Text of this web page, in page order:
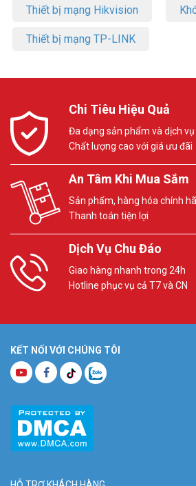
Thiết bị mạng Hikvision
Thiết bị mạng TP-LINK
Chi Tiêu Hiệu Quả
Đa dạng sản phẩm và dịch vụ
Chất lượng cao với giá ưu đãi
An Tâm Khi Mua Sắm
Sản phẩm, hàng hóa chính
Thanh toán tiện lợi
Dịch Vụ Chu Đáo
Giao hàng nhanh trong 24h
Hotline phục vụ cả T7 và CN
KẾT NỐI VỚI CHÚNG TÔI